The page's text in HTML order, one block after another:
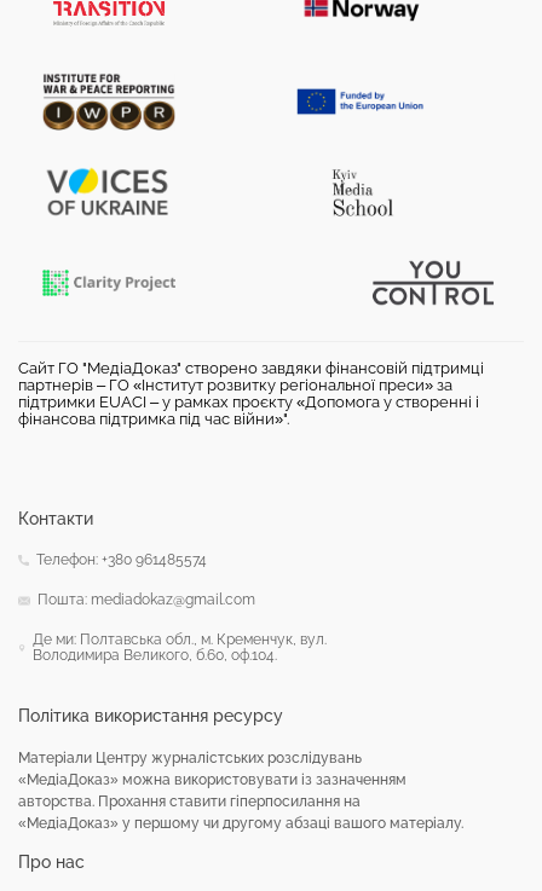
Сайт ГО "МедіаДоказ" створено завдяки фінансовій підтримці
партнерів – ГО «Інститут розвитку регіональної преси» за
підтримки EUACI – у рамках проєкту «Допомога у створенні і
фінансова підтримка під час війни»".
Про нас
Політика використання ресурсу
Матеріали Центру журналістських розслідувань
«МедіаДоказ» можна використовувати із зазначенням
авторства. Прохання ставити гіперпосилання на
«МедіаДоказ» у першому чи другому абзаці вашого матеріалу.
Контакти
Телефон: +380 961485574
Пошта: mediadokaz@gmail.com
Де ми: Полтавська обл., м. Кременчук, вул.
Володимира Великого, б.60, оф.104.